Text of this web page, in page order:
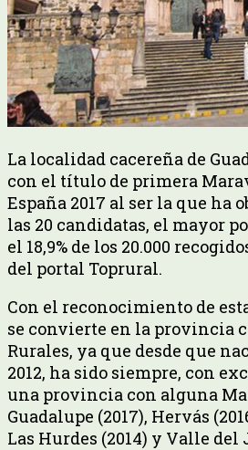
La localidad cacereña de
con el título de primera
España 2017 al ser la que ha
las 20 candidatas, el mayor
el 18,9% de los 20.000
del portal Toprural.
Con el reconocimiento de
se convierte en la provincia
Rurales, ya que desde que
2012, ha sido siempre, con
una provincia con alguna
Guadalupe (2017), Hervás
Las Hurdes (2014) y Valle del